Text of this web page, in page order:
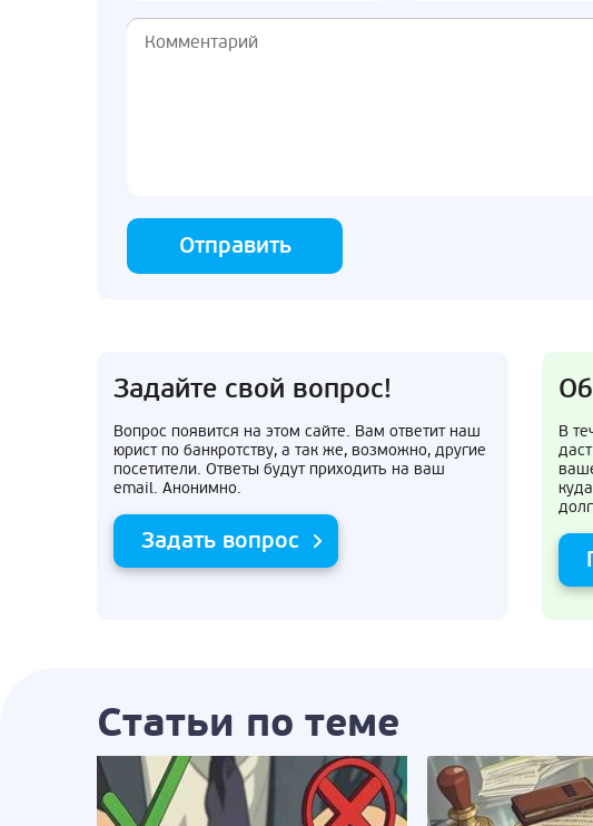
Отправить
Задайте свой вопрос!
Вопрос появится на этом сайте. Вам ответит наш
юрист по банкротству, а так же, возможно, другие
посетители. Ответы будут приходить на ваш
email. Анонимно.
Задать вопрос
В
Статьи по теме